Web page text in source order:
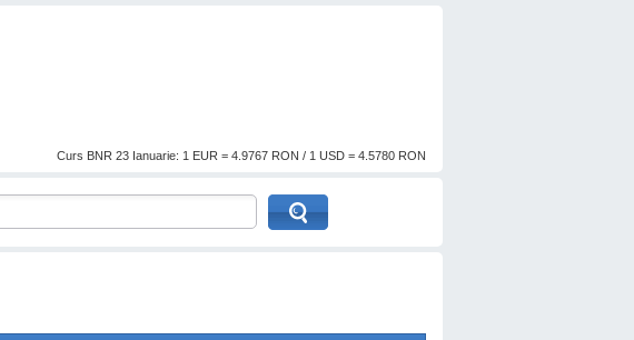
Curs BNR 23 Ianuarie: 1 EUR = 4.9767 RON / 1 USD = 4.5780 RON